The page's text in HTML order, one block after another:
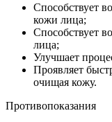
Способствует
кожи лица;
Способствует
лица;
Улучшает
Проявляет
очищая кожу.
Противопоказания